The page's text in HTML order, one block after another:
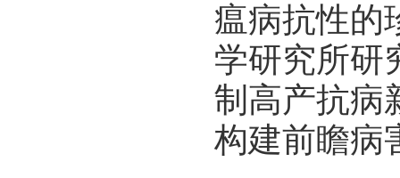
瘟病抗性的
学研究所研
制高产抗病
构建前瞻病